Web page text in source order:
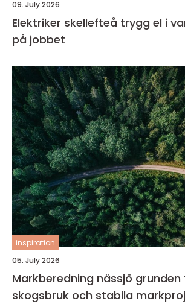
09. July 2026
Elektriker skellefteå trygg el i vardagen och
på jobbet
inspiration
05. July 2026
Markberedning nässjö grunden för hållbart
skogsbruk och stabila